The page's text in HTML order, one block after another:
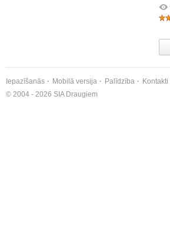
Iepazīšanās Mobilā versija Palīdzība Kontakti
© 2004 - 2026 SIA Draugiem